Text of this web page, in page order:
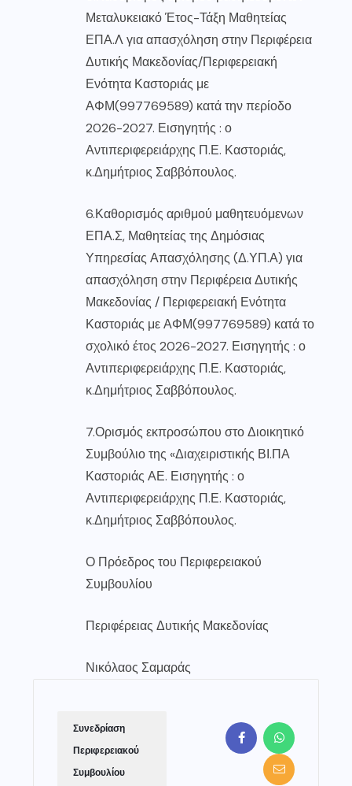
Μεταλυκειακό Έτος-Τάξη Μαθητείας
ΕΠΑ.Λ για απασχόληση στην Περιφέρεια
Δυτικής Μακεδονίας/Περιφερειακή
Ενότητα Καστοριάς με
ΑΦΜ(997769589) κατά την περίοδο
2026-2027. Εισηγητής : ο
Αντιπεριφερειάρχης Π.Ε. Καστοριάς,
κ.Δημήτριος Σαββόπουλος.
6.Καθορισμός αριθμού μαθητευόμενων
ΕΠΑ.Σ, Μαθητείας της Δημόσιας
Υπηρεσίας Απασχόλησης (Δ.ΥΠ.Α) για
απασχόληση στην Περιφέρεια Δυτικής
Μακεδονίας / Περιφερειακή Ενότητα
Καστοριάς με ΑΦΜ(997769589) κατά το
σχολικό έτος 2026-2027. Εισηγητής : ο
Αντιπεριφερειάρχης Π.Ε. Καστοριάς,
κ.Δημήτριος Σαββόπουλος.
7.Ορισμός εκπροσώπου στο Διοικητικό
Συμβούλιο της «Διαχειριστικής ΒΙ.ΠΑ
Καστοριάς ΑΕ. Εισηγητής : ο
Αντιπεριφερειάρχης Π.Ε. Καστοριάς,
κ.Δημήτριος Σαββόπουλος.
Ο Πρόεδρος του Περιφερειακού
Συμβουλίου
Περιφέρειας Δυτικής Μακεδονίας
Νικόλαος Σαμαράς
Συνεδρίαση
Περιφερειακού
Συμβουλίου